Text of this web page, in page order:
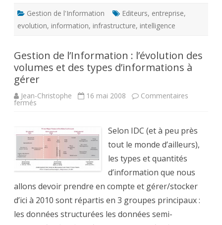
Gestion de l'Information Editeurs, entreprise,
evolution, information, infrastructure, intelligence
Gestion de l’Information : l’évolution des
volumes et des types d’informations à
gérer
Jean-Christophe 16 mai 2008 Commentaires
fermés
l’évolution
des
volumes
et
des
types
à
gérer
Selon IDC (et à peu près
tout le monde d’ailleurs),
les types et quantités
d’information que nous
allons devoir prendre en compte et gérer/stocker
d’ici à 2010 sont répartis en 3 groupes principaux :
les données structurées les données semi-